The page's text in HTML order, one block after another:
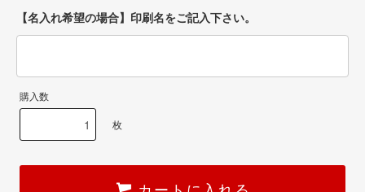
【名入れ希望の場合】印刷名をご記入下さい。
購入数
枚